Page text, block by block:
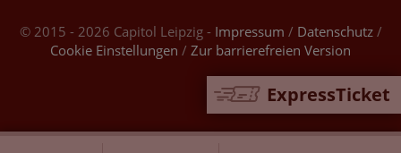
ExpressTicket
© 2015 - 2026 Capitol Leipzig - Impressum / Datenschutz/
Cookie Einstellungen / Zur barrierefreien Version